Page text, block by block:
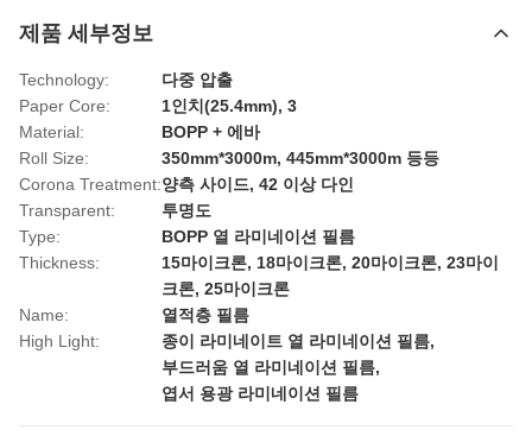
제품 세부정보
Technology:
다중 압출
Paper Core:
1인치(25.4mm), 3
Material:
BOPP + 에바
Roll Size:
350mm*3000m, 445mm*3000m 등등
Corona Treatment:양측 사이드, 42 이상 다인
Transparent:
투명도
Type:
BOPP 열 라미네이션 필름
Thickness:
15마이크론, 18마이크론, 20마이크론, 23마이
크론, 25마이크론
Name:
열적층 필름
High Light:
종이 라미네이트 열 라미네이션 필름,
부드러움 열 라미네이션 필름,
엽서 용광 라미네이션 필름